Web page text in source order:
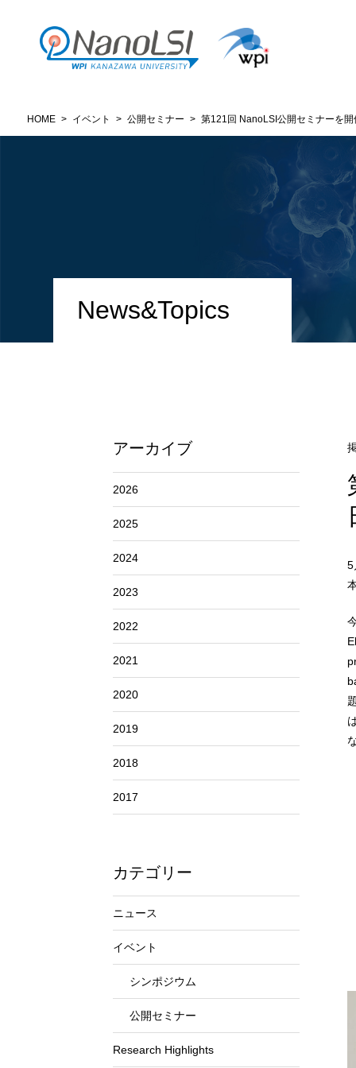
HOME > イベント > 公開セミナー > 第121回 NanoLSI公開セミナーを
News&Topics
アーカイブ
2026
2025
2024
2023
2022
2021
2020
2019
2018
2017
カテゴリー
ニュース
イベント
シンポジウム
公開セミナー
Research Highlights
5